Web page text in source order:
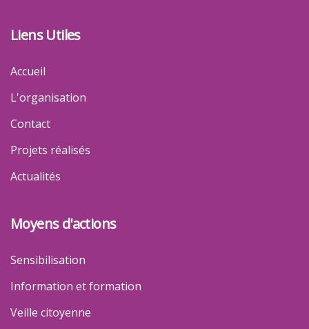
Liens Utiles
Accueil
L'organisation
Contact
Projets réalisés
Actualités
Moyens d'actions
Sensibilisation
Information et formation
Veille citoyenne